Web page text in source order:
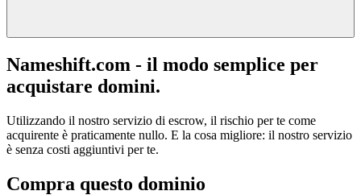
Nameshift.com - il modo semplice per
acquistare domini.
Utilizzando il nostro servizio di escrow, il rischio per te come
acquirente è praticamente nullo. E la cosa migliore: il nostro servizio
è senza costi aggiuntivi per te.
Compra questo dominio